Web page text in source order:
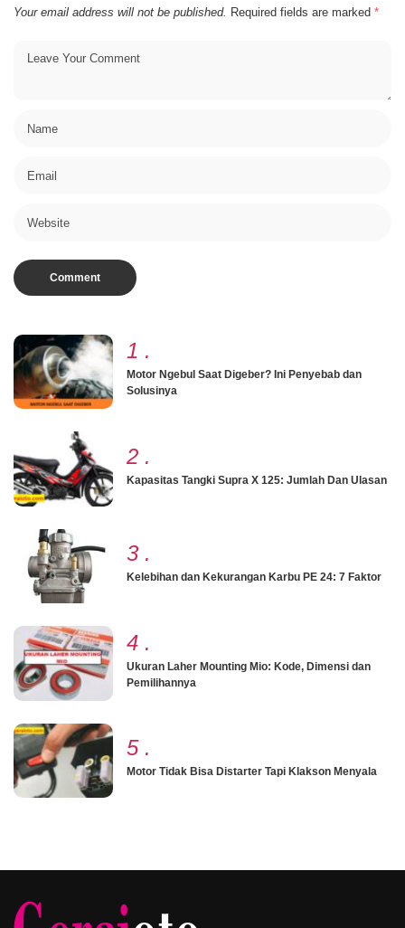
Your email address will not be published. Required fields are marked *
1 .
Motor Ngebul Saat Digeber? Ini Penyebab dan
Solusinya
2 .
Kapasitas Tangki Supra X 125: Jumlah Dan Ulasan
3 .
Kelebihan dan Kekurangan Karbu PE 24: 7 Faktor
4 .
Ukuran Laher Mounting Mio: Kode, Dimensi dan
Pemilihannya
5 .
Motor Tidak Bisa Distarter Tapi Klakson Menyala